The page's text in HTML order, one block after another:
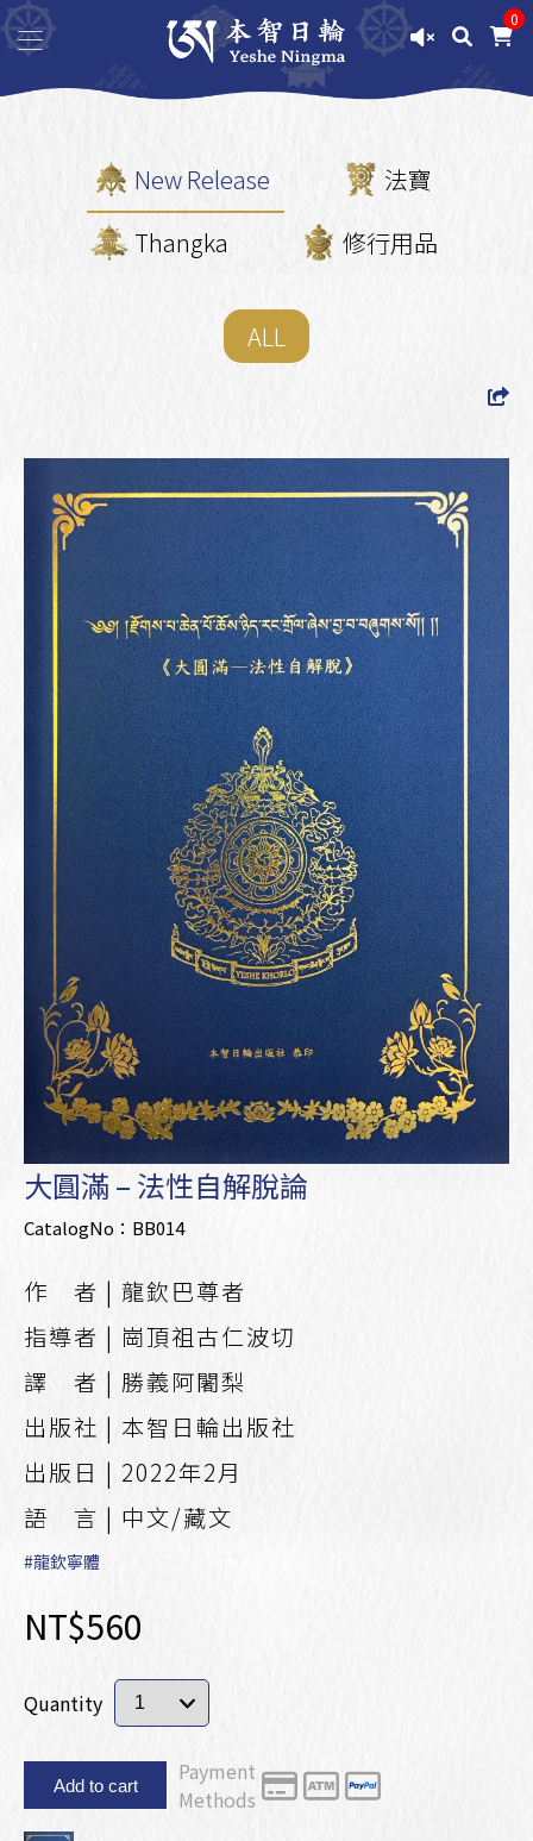
0
New Release
法寶
Thangka
修行用品
ALL
大圓滿 – 法性自解脫論
CatalogNo：BB014
作 者 | 龍欽巴尊者
指導者 | 崗頂祖古仁波切
譯 者 | 勝義阿闍梨
出版社 | 本智日輪出版社
出版日 | 2022年2月
語 言 | 中文/藏文
#龍欽寧體
NT$560
Quantity
Add to cart
Payment
Methods